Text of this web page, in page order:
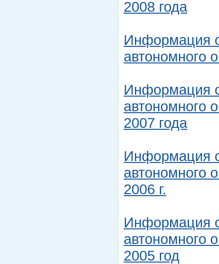
2008 года
Информация
автономного
Информация
автономного
2007 года
Информация
автономного
2006 г.
Информация
автономного
2005 год